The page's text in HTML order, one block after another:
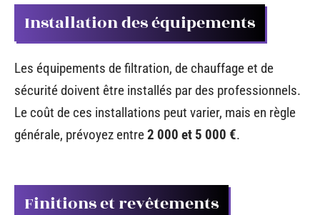
Installation des équipements
Les équipements de filtration, de chauffage et de
sécurité doivent être installés par des professionnels.
Le coût de ces installations peut varier, mais en règle
générale, prévoyez entre2 000 et 5 000 €.
Finitions et revêtements